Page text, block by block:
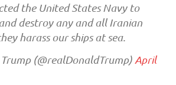
the United States Navy to
destroy any and all Iranian
harass our ships at sea.
(@realDonaldTrump) April